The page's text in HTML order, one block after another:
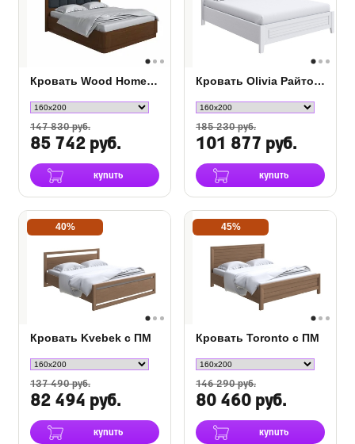
Кровать Wood Home 2 с ПМ
147 830 руб.
85 742 руб.
купить
Кровать Olivia Райтон с подъемным механизмом
185 230 руб.
101 877 руб.
купить
40%
Кровать Kvebek с ПМ
137 490 руб.
82 494 руб.
купить
45%
Кровать Toronto с ПМ
146 290 руб.
80 460 руб.
купить